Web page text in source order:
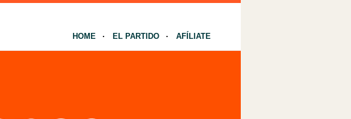
HOME EL PARTIDO AFÍLIATE